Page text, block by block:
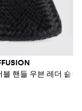
블 핸들 우븐 레더 숄더